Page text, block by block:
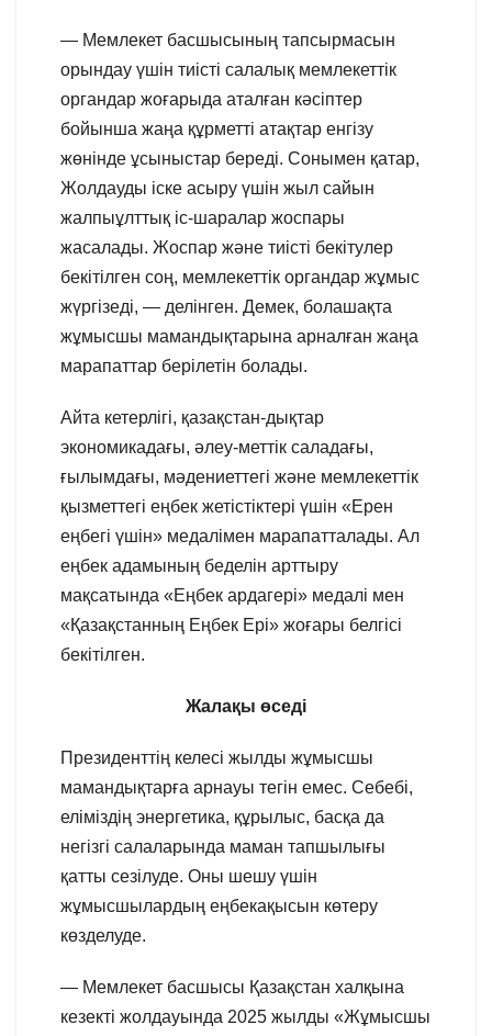
— Мемлекет басшысының тапсырмасын
орындау үшін тиісті салалық мемлекеттік
органдар жоғарыда аталған кәсіптер
бойынша жаңа құрметті атақтар енгізу
жөнінде ұсыныстар береді. Сонымен қатар,
Жолдауды іске асыру үшін жыл сайын
жалпыұлттық іс-шаралар жоспары
жасалады. Жоспар және тиісті бекітулер
бекітілген соң, мемлекеттік органдар жұмыс
жүргізеді, — делінген. Демек, болашақта
жұмысшы мамандықтарына арналған жаңа
марапаттар берілетін болады.
Айта кетерлігі, қазақстан-дықтар
экономикадағы, әлеу-меттік саладағы,
ғылымдағы, мәдениеттегі және мемлекеттік
қызметтегі еңбек жетістіктері үшін «Ерен
еңбегі үшін» медалімен марапатталады. Ал
еңбек адамының беделін арттыру
мақсатында «Еңбек ардагері» медалі мен
«Қазақстанның Еңбек Ері» жоғары белгісі
бекітілген.
Жалақы өседі
Президенттің келесі жылды жұмысшы
мамандықтарға арнауы тегін емес. Себебі,
еліміздің энергетика, құрылыс, басқа да
негізгі салаларында маман тапшылығы
қатты сезілуде. Оны шешу үшін
жұмысшылардың еңбекақысын көтеру
көзделуде.
— Мемлекет басшысы Қазақстан халқына
кезекті жолдауында 2025 жылды «Жұмысшы